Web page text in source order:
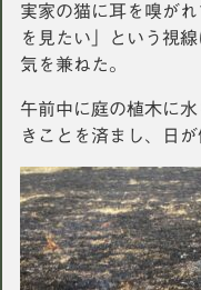
実家の猫に耳を嗅が
を見たい」という視
気を兼ねた。
午前中に庭の植木に
きことを済まし、日